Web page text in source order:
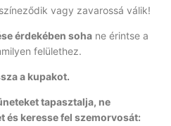
vagy zavarossá válik!
érdekében soha ne érintse a
felülethez.
a kupakot.
tapasztalja, ne
és keresse fel szemorvosát: